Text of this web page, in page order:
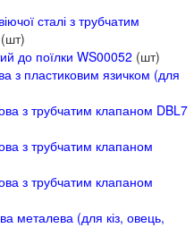
сталі з трубчатим
(шт)
до поїлки WS00052 (шт)
з пластиковим язичком (для
з трубчатим клапаном DBL7
з трубчатим клапаном
з трубчатим клапаном
металева (для кіз, овець,